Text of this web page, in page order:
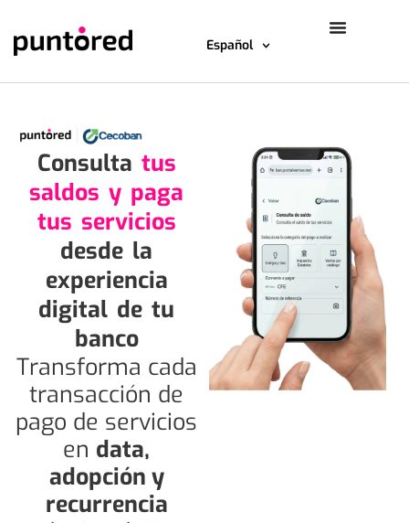
Español
Consulta tus
saldos y paga
tus servicios
desde la
experiencia
digital de tu
banco
Transforma cada
transacción de
pago de servicios
en data,
adopción y
recurrencia